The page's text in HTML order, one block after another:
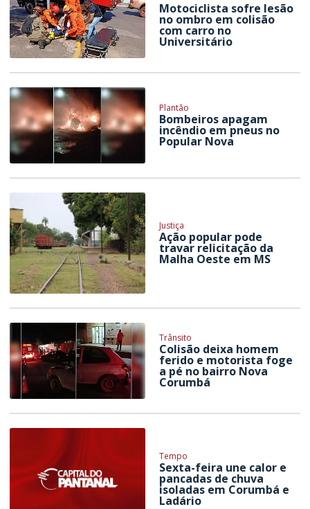
Motociclista sofre lesão
no ombro em colisão
com carro no
Universitário
Plantão
Bombeiros apagam
incêndio em pneus no
Popular Nova
Justiça
Ação popular pode
travar relicitação da
Malha Oeste em MS
Trânsito
Colisão deixa homem
ferido e motorista foge
a pé no bairro Nova
Corumbá
Tempo
Sexta-feira une calor e
pancadas de chuva
isoladas em Corumbá e
Ladário